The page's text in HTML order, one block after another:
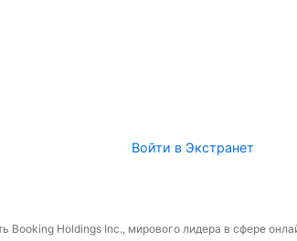
Войти в Экстранет
Booking Holdings Inc., мирового лидера в сфере